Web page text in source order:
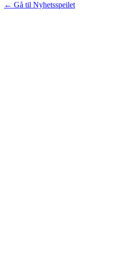
← Gå til Nyhetsspeilet